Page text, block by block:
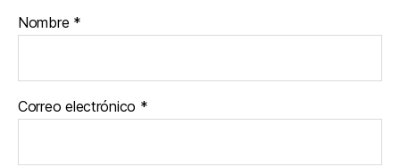
Nombre *
Correo electrónico *